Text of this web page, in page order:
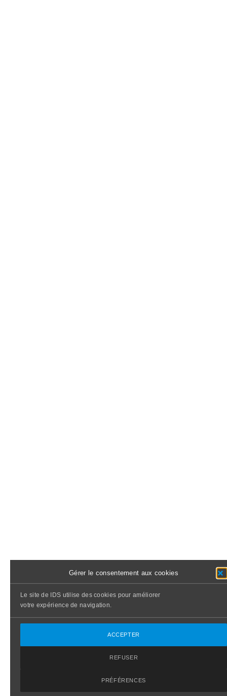
Gérer le consentement aux cookies
Le site de IDS utilise des cookies pour améliorer
votre expérience de navigation.
ACCEPTER
REFUSER
PRÉFÉRENCES